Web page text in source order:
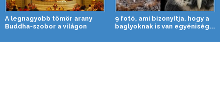
A legnagyobb tömör arany
Buddha-szobor a világon
9 fotó, ami bizonyítja, hogy a
baglyoknak is van egyéniség...